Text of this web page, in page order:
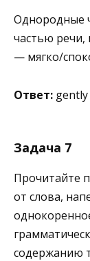
Однородные
частью речи,
— мягко/
Ответ: gently
Задача 7
Прочитайте
от слова,
содержанию